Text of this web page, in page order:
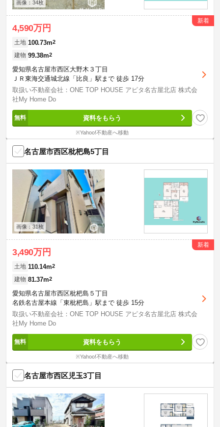
画像：34枚
4,590万円
新着
土地 100.73m2
建物 99.38m2
愛知県名古屋市西区大野木３丁目
ＪＲ東海交通城北線「比良」駅まで 徒歩 17分
取扱い不動産会社：ONE TOP HOUSE アピタ名古屋北店 株式会
社My Home Do
資料をもらう
※Yahoo!不動産へ移動
名古屋市西区枇杷島5丁目
画像：31枚
3,490万円
新着
土地 110.14m2
建物 81.37m2
愛知県名古屋市西区枇杷島５丁目
名鉄名古屋本線「東枇杷島」駅まで 徒歩 15分
取扱い不動産会社：ONE TOP HOUSE アピタ名古屋北店 株式会
社My Home Do
資料をもらう
※Yahoo!不動産へ移動
名古屋市西区児玉3丁目